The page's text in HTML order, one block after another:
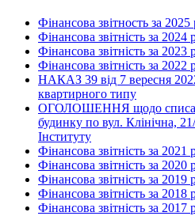
Фінансова звітность за 2025
Фінансова звітність за 2024
Фінансова звітність за 2023
Фінансова звітність за 2022
НАКАЗ 39 від 7 вересня
квартирного типу
ОГОЛОШЕННЯ щодо
будинку по вул. Клінічна,
Інституту
Фінансова звітність за 2021
Фінансова звітність за 2020
Фінансова звітність за 2019
Фінансова звітність за 2018
Фінансова звітність за 2017